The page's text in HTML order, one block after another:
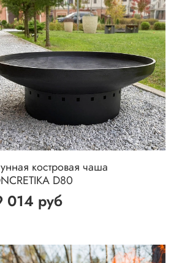
костровая чаша
D80
014 руб